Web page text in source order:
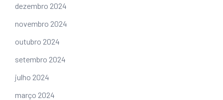
dezembro 2024
novembro 2024
outubro 2024
setembro 2024
julho 2024
março 2024